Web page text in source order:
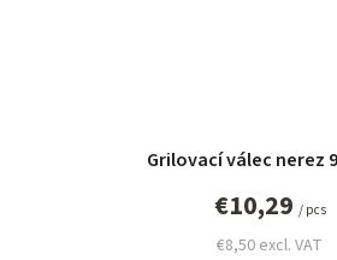
Grilovací válec nerez
€8,50 excl. VAT
€10,29 / pcs